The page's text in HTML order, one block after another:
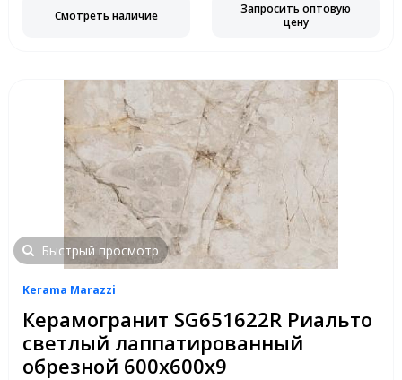
Смотреть наличие
Запросить оптовую
цену
Быстрый просмотр
Kerama Marazzi
Керамогранит SG651622R Риальто
светлый лаппатированный
обрезной 600х600х9